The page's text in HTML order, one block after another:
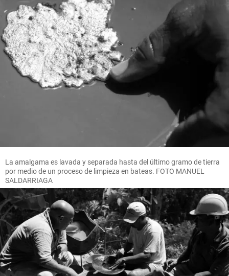
La amalgama es lavada y separada hasta del último gramo de tierra
por medio de un proceso de limpieza en bateas. FOTO MANUEL
SALDARRIAGA